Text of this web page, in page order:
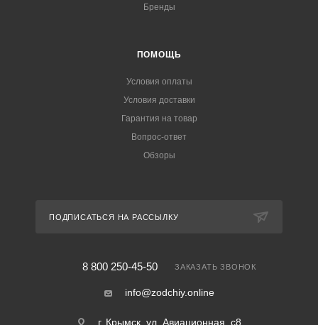
Бренды
ПОМОЩЬ
Условия оплаты
Условия доставки
Гарантия на товар
Вопрос-ответ
Обзоры
ПОДПИСАТЬСЯ НА РАССЫЛКУ
8 800 250-45-50 ЗАКАЗАТЬ ЗВОНОК
info@zodchiy.online
г. Крымск, ул. Авиационная, с8